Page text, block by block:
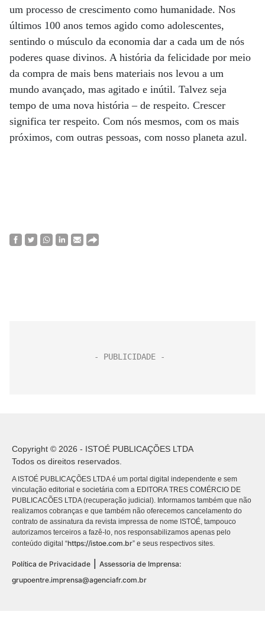
um processo de crescimento como humanidade. Nos
últimos 100 anos temos agido como adolescentes,
sentindo o músculo da economia dar a cada um de nós
poderes quase divinos. A história da felicidade por meio
da compra de mais bens materiais nos levou a um
mundo avançado, mas agitado e inútil. Talvez seja
tempo de uma nova história – de respeito. Crescer
significa ter respeito. Com nós mesmos, com os mais
próximos, com outras pessoas, com nosso planeta azul.
Copyright © 2026 - ISTOÉ PUBLICAÇÕES LTDA
Todos os direitos reservados.
A ISTOÉ PUBLICAÇÕES LTDA é um portal digital independente e sem
vinculação editorial e societária com a EDITORA TRES COMÉRCIO DE
PUBLICACÕES LTDA (recuperação judicial). Informamos também que não
realizamos cobranças e que também não oferecemos cancelamento do
contrato de assinatura da revista impressa de nome ISTOÉ, tampouco
autorizamos terceiros a fazê-lo, nos responsabilizamos apenas pelo
conteúdo digital “https://istoe.com.br” e seus respectivos sites.
Política de Privacidade
Assessoria de Imprensa:
grupoentre.imprensa@agenciafr.com.br